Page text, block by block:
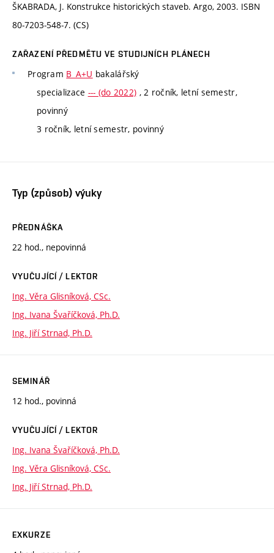
ŠKABRADA, J. Konstrukce historických staveb. Argo, 2003. ISBN
80-7203-548-7. (CS)
ZAŘAZENÍ PŘEDMĚTU VE STUDIJNÍCH PLÁNECH
Program B_A+U bakalářský
specializace --- (do 2022) , 2 ročník, letní semestr,
povinný
3 ročník, letní semestr, povinný
Typ (způsob) výuky
PŘEDNÁŠKA
22 hod., nepovinná
VYUČUJÍCÍ / LEKTOR
Ing. Věra Glisníková, CSc.
Ing. Ivana Švaříčková, Ph.D.
Ing. Jiří Strnad, Ph.D.
SEMINÁŘ
12 hod., povinná
VYUČUJÍCÍ / LEKTOR
Ing. Ivana Švaříčková, Ph.D.
Ing. Věra Glisníková, CSc.
Ing. Jiří Strnad, Ph.D.
EXKURZE